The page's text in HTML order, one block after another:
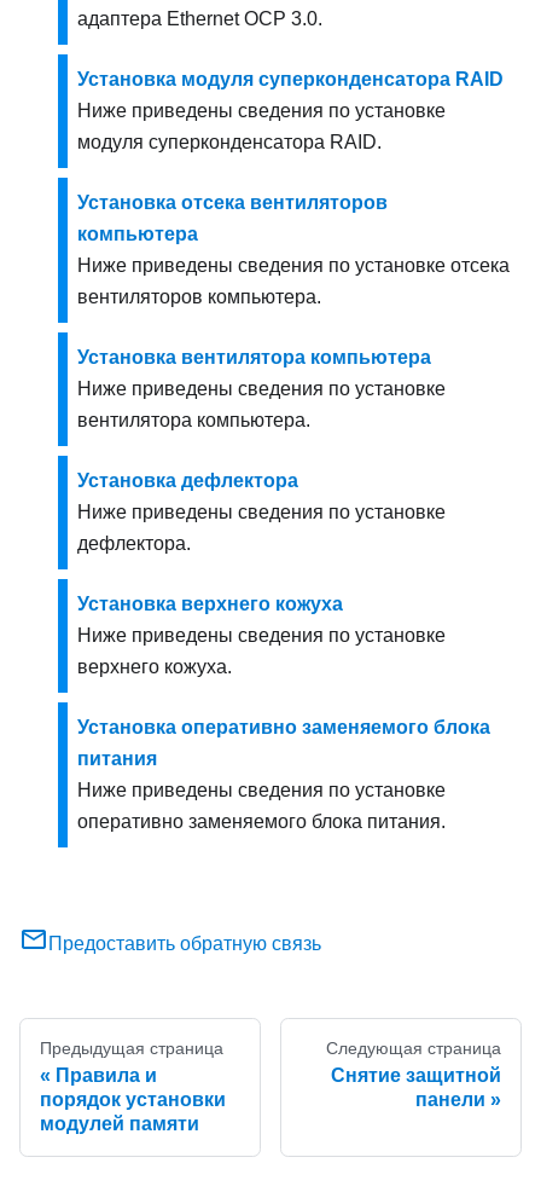
адаптера Ethernet OCP 3.0.
Установка модуля суперконденсатора RAID
Ниже приведены сведения по установке
модуля суперконденсатора RAID.
Установка отсека вентиляторов
компьютера
Ниже приведены сведения по установке отсека
вентиляторов компьютера.
Установка вентилятора компьютера
Ниже приведены сведения по установке
вентилятора компьютера.
Установка дефлектора
Ниже приведены сведения по установке
дефлектора.
Установка верхнего кожуха
Ниже приведены сведения по установке
верхнего кожуха.
Установка оперативно заменяемого блока
питания
Ниже приведены сведения по установке
оперативно заменяемого блока питания.
Предоставить обратную связь
Предыдущая страница
Правила и
порядок установки
модулей памяти
Следующая страница
Снятие защитной
панели